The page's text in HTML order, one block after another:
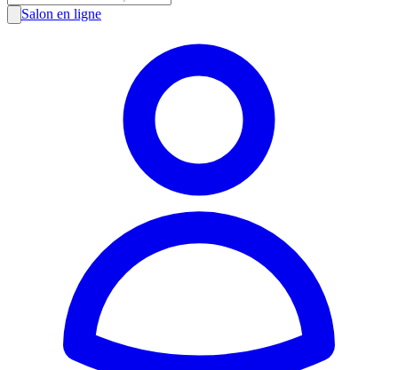
Salon en ligne